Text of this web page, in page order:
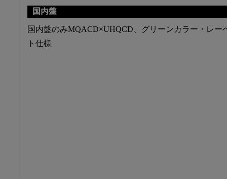
国内盤
国内盤のみMQACD×UHQCD、グリーンカラー・レー
ト仕様